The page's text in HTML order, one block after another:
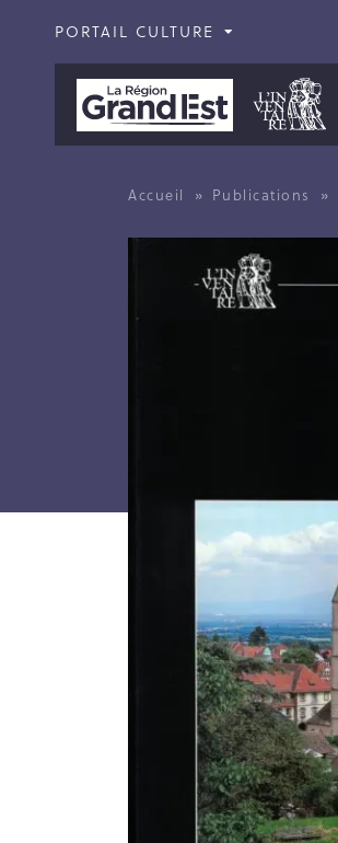
PORTAIL CULTURE
Accueil » Publications »